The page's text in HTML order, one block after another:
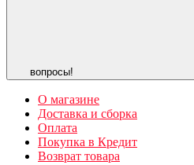
вопросы!
О магазине
Доставка и сборка
Оплата
Покупка в Кредит
Возврат товара